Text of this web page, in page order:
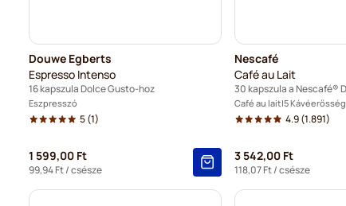
Douwe Egberts
Espresso Intenso
16 kapszula Dolce Gusto-hoz
Eszpresszó
5(1)
1 599,00 Ft
99,94 Ft/ csésze
Nescafé
Café au Lait
Café au lait 5 Kávéerősség
4.9(1.891)
3 542,00 Ft
118,07 Ft/ csésze